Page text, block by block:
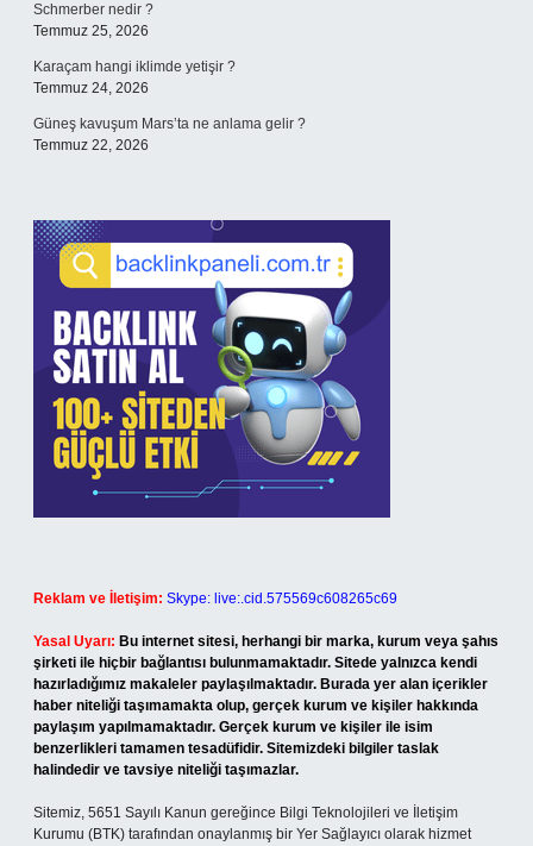
Schmerber nedir ?
Temmuz 25, 2026
Karaçam hangi iklimde yetişir ?
Temmuz 24, 2026
Güneş kavuşum Mars’ta ne anlama gelir ?
Temmuz 22, 2026
Reklam ve İletişim: Skype: live:.cid.575569c608265c69
Yasal Uyarı: Bu internet sitesi, herhangi bir marka, kurum veya şahıs
şirketi ile hiçbir bağlantısı bulunmamaktadır. Sitede yalnızca kendi
hazırladığımız makaleler paylaşılmaktadır. Burada yer alan içerikler
haber niteliği taşımamakta olup, gerçek kurum ve kişiler hakkında
paylaşım yapılmamaktadır. Gerçek kurum ve kişiler ile isim
benzerlikleri tamamen tesadüfidir. Sitemizdeki bilgiler taslak
halindedir ve tavsiye niteliği taşımazlar.
Sitemiz, 5651 Sayılı Kanun gereğince Bilgi Teknolojileri ve İletişim
Kurumu (BTK) tarafından onaylanmış bir Yer Sağlayıcı olarak hizmet